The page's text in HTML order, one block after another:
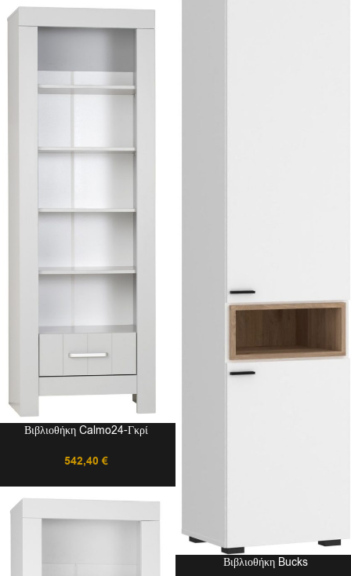
Βιβλιοθήκη Bucks
Βιβλιοθήκη Calmo24-Γκρί
542,40 €